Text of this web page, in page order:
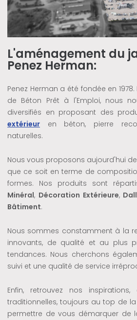
L'aménagement du
Penez Herman:
Penez Herman a été fondée en
de Béton Prêt à l'Emploi, nous
diversifiés en proposant des
extérieur en béton, pierre
naturelles.
Nous vous proposons aujourd'hui
que ce soit en terme de
formes. Nos produits sont
Minéral, Décoration Extérieure,
Bâtiment.
Nous sommes constamment à la
innovants, de qualité et au plus
tendances. Nous cherchons
suivi et une qualité de service
Enfin, retrouvez nos
traditionnelles, toujours au top de
permettre de vous démarquer de